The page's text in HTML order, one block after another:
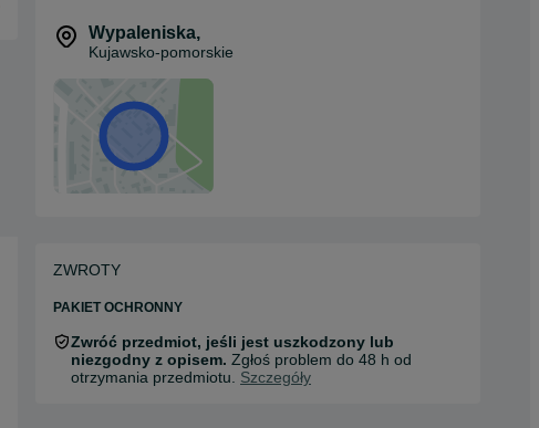
Wypaleniska,
Kujawsko-pomorskie
ZWROTY
PAKIET OCHRONNY
Zwróć przedmiot, jeśli jest uszkodzony lub
niezgodny z opisem. Zgłoś problem do 48 h od
otrzymania przedmiotu. Szczegóły